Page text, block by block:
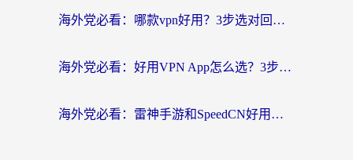
海外党必看：哪款vpn好用？3步选对回国加速器，无缝刷剧玩游戏
海外党必看：好用VPN App怎么选？3步教你无缝访问国内资源
海外党必看：雷神手游和SpeedCN好用吗？3招选对回国加速器无缝刷国内资源